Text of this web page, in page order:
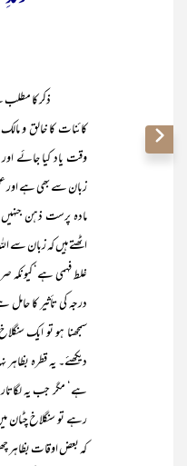
ذکر کا مطلب ہے
کائنات کا خالق و
وقت یاد کیا جائے اور
زبان سے بھی ہے
مادہ پرست ذہن جنہیں
اٹھتے ہیں کہ زبان سے
غلط فہمی ہے‘ کیونکہ
درجہ کی تأثیر کا
سمجھنا ہو تو ایک
دیکھئے۔ یہ قطرہ بظاہر
ہے‘ مگر جب یہ
رہے تو سنگلاخ چٹان
کہ بعض اوقات بظاہر